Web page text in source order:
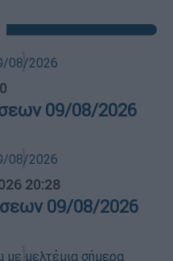
09/08/2026
20:28
09/08/2026